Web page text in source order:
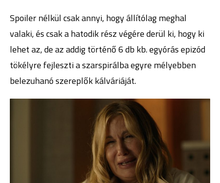
Spoiler nélkül csak annyi, hogy állítólag meghal
valaki, és csak a hatodik rész végére derül ki, hogy ki
lehet az, de az addig történő 6 db kb. egyórás epizód
tökélyre fejleszti a szarspirálba egyre mélyebben
belezuhanó szereplők kálváriáját.